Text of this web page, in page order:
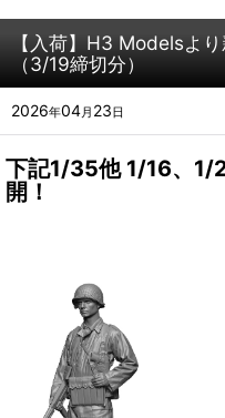
【入荷】H3 Modelsよ
（3/19締切分）
2026年04月 23日
下記1/35他 1/16、1/
開！